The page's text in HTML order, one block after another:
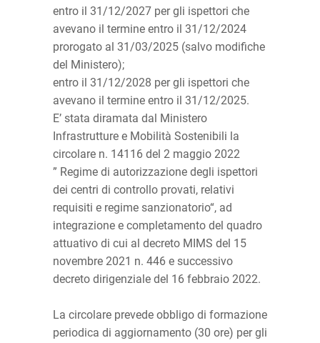
entro il 31/12/2027 per gli ispettori che
avevano il termine entro il 31/12/2024
prorogato al 31/03/2025 (salvo modifiche
del Ministero);
entro il 31/12/2028 per gli ispettori che
avevano il termine entro il 31/12/2025.
E’ stata diramata dal Ministero
Infrastrutture e Mobilità Sostenibili la
circolare n. 14116 del 2 maggio 2022
” Regime di autorizzazione degli ispettori
dei centri di controllo provati, relativi
requisiti e regime sanzionatorio“, ad
integrazione e completamento del quadro
attuativo di cui al decreto MIMS del 15
novembre 2021 n. 446 e successivo
decreto dirigenziale del 16 febbraio 2022.
La circolare prevede obbligo di formazione
periodica di aggiornamento (30 ore) per gli